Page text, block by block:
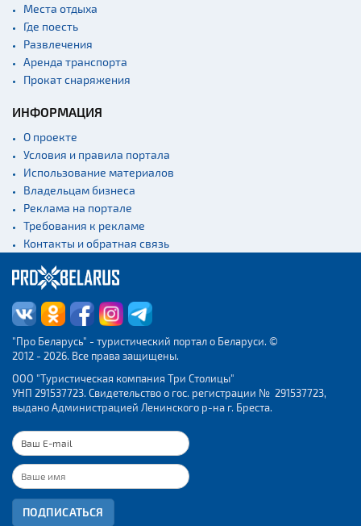
Места отдыха
Где поесть
Развлечения
Аренда транспорта
Прокат снаряжения
ИНФОРМАЦИЯ
О проекте
Условия и правила портала
Использование материалов
Владельцам бизнеса
Реклама на портале
Требования к рекламе
Контакты и обратная связь
"Про Беларусь" - туристический портал о Беларуси. ©
2012 - 2026. Все права защищены.
ООО "Туристическая компания Три Столицы"
УНП 291537723. Свидетельство о гос. регистрации № 291537723,
выдано Администрацией Ленинского р-на г. Бреста.
ПОДПИСАТЬСЯ